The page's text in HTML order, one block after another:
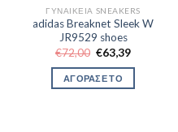
ΓΥΝΑΙΚΕΊΑ SNEAKERS
adidas Breaknet Sleek W
JR9529 shoes
€72,00 Original
price
was:
€72,00.
€63,39Η
τιμή
ΑΓΟΡΑΣΕ ΤΟ